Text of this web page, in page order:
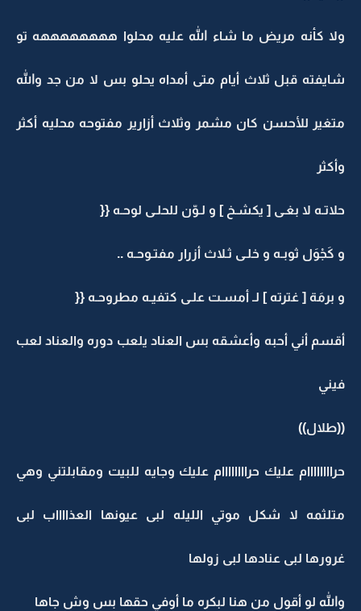
ولا كأنه مريض ما شاء الله عليه محلوا ههههههههه تو
شايفته قبل ثلاث أيام متى أمداه يحلو بس لا من جد والله
متغير للأحسن كان مشمر وثلاث أزارير مفتوحه محليه أكثر
وأكثر
حلاتـه لا بغـى [ يكشـخ ] و لـوّن للحلـى لوحـه {{
و كَجْوَل ثوبـه و خلـى ثـلاث أزرار مفتـوحـه ..
و برمَة [ غترته ] لـ أمسـت علـى كتفيـه مطروحـه {{
أقسم أني أحبه وأعشقه بس العناد يلعب دوره والعناد لعب
فيني
((طلال))
حراااااااام عليك حراااااااام عليك وجايه للبيت ومقابلتني وهي
متلثمه لا شكل موتي الليله لبى عيونها العذااااب لبى
غرورها لبى عنادها لبى زولها
والله لو أقول من هنا لبكره ما أوفي حقها بس وش جاها